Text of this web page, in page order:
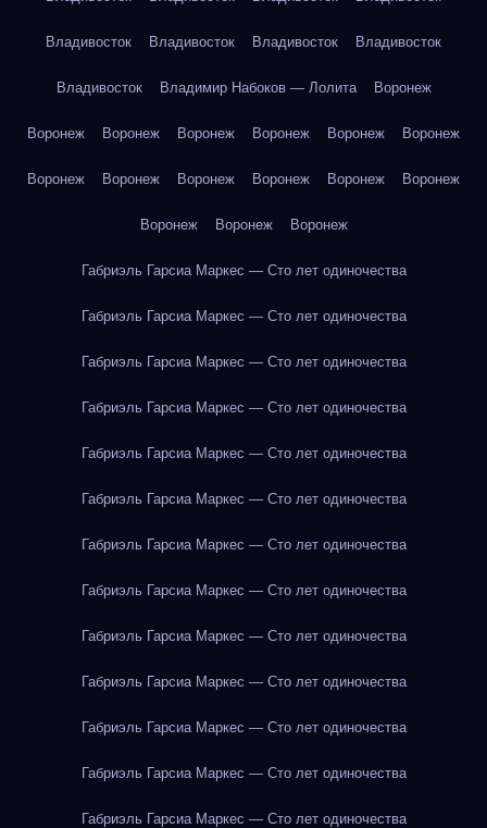
Владивосток Владивосток Владивосток Владивосток
Владивосток Владимир Набоков — Лолита Воронеж
Воронеж Воронеж Воронеж Воронеж Воронеж Воронеж
Воронеж Воронеж Воронеж Воронеж Воронеж Воронеж
Воронеж Воронеж Воронеж
Габриэль Гарсиа Маркес — Сто лет одиночества
Габриэль Гарсиа Маркес — Сто лет одиночества
Габриэль Гарсиа Маркес — Сто лет одиночества
Габриэль Гарсиа Маркес — Сто лет одиночества
Габриэль Гарсиа Маркес — Сто лет одиночества
Габриэль Гарсиа Маркес — Сто лет одиночества
Габриэль Гарсиа Маркес — Сто лет одиночества
Габриэль Гарсиа Маркес — Сто лет одиночества
Габриэль Гарсиа Маркес — Сто лет одиночества
Габриэль Гарсиа Маркес — Сто лет одиночества
Габриэль Гарсиа Маркес — Сто лет одиночества
Габриэль Гарсиа Маркес — Сто лет одиночества
Габриэль Гарсиа Маркес — Сто лет одиночества